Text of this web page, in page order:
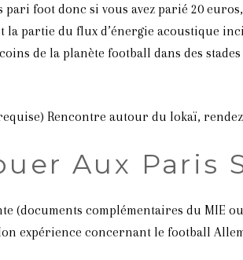
foot donc si vous avez parié 20
partie du flux d’énergie acoustique
de la planète football dans des
Rencontre autour du Iokaï,
Aux Paris
(documents complémentaires du MIE
expérience concernant le football